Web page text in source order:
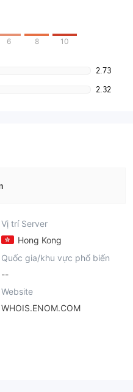
6 8 10
2.73
2.32
Vị trí Server
Hong Kong
Quốc gia/khu vực phổ biến
--
Website
WHOIS.ENOM.COM